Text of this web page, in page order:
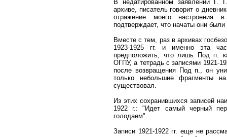
В недатированном заявлении Г.
архиве, писатель говорит о
отражение моего настроения
подтверждает, что начаты они были
Вместе с тем, раз в архивах
1923-1925 гг. и именно эта
предположить, что лишь Под п.
ОГПУ, а тетрадь с записями 1921-
после возвращения Под п., он
только небольшие фрагменты
существовал.
Из этих сохранившихся записей
1922 г.: "Идет самый черный
голодаем".
Записи 1921-1922 гг. еще не